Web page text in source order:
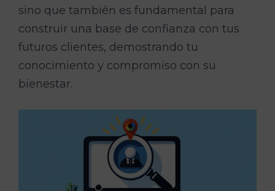
sino que también es fundamental para
construir una base de confianza con tus
futuros clientes, demostrando tu
conocimiento y compromiso con su
bienestar.